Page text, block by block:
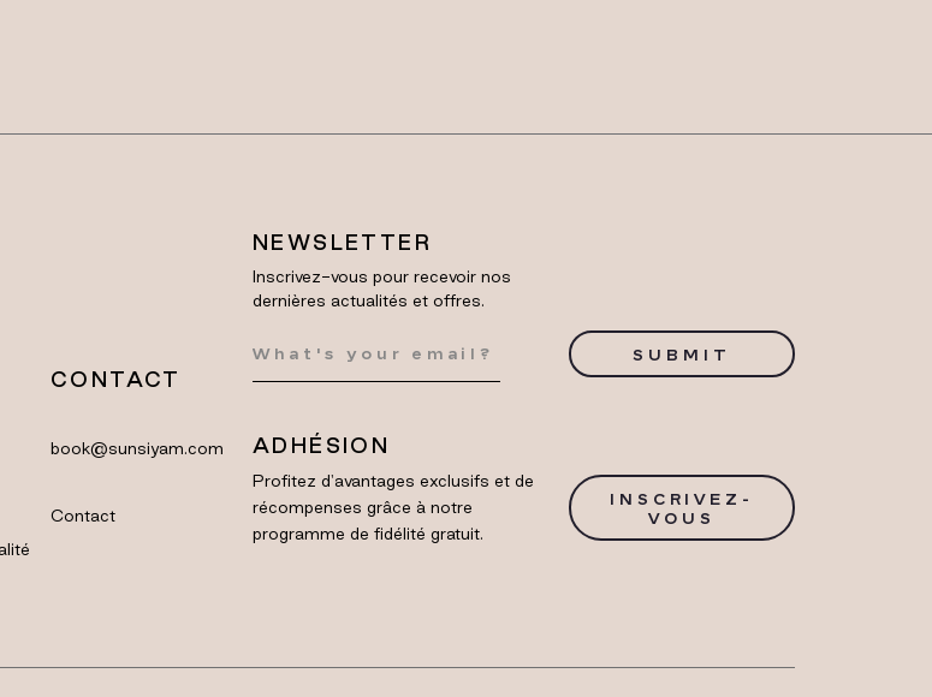
CONTACT
book@sunsiyam.com
Contact
NEWSLETTER
Inscrivez-vous pour recevoir nos
dernières actualités et offres.
SUBMIT
ADHÉSION
Profitez d'avantages exclusifs et de
récompenses grâce à notre
programme de fidélité gratuit.
INSCRIVEZ-
VOUS